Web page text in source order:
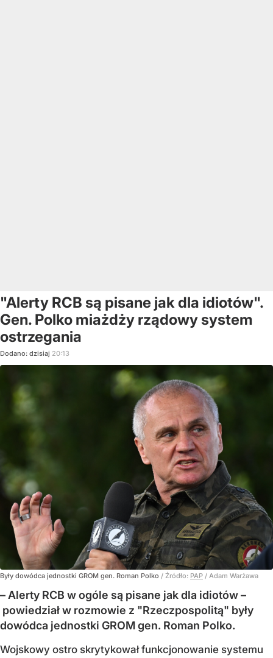
"Alerty RCB są pisane jak dla idiotów".
Gen. Polko miażdży rządowy system
ostrzegania
Dodano: dzisiaj 20:13
Były dowódca jednostki GROM gen. Roman Polko / Źródło: PAP / Adam Warżawa
– Alerty RCB w ogóle są pisane jak dla idiotów –
powiedział w rozmowie z "Rzeczpospolitą" były
dowódca jednostki GROM gen. Roman Polko.
Wojskowy ostro skrytykował funkcjonowanie systemu